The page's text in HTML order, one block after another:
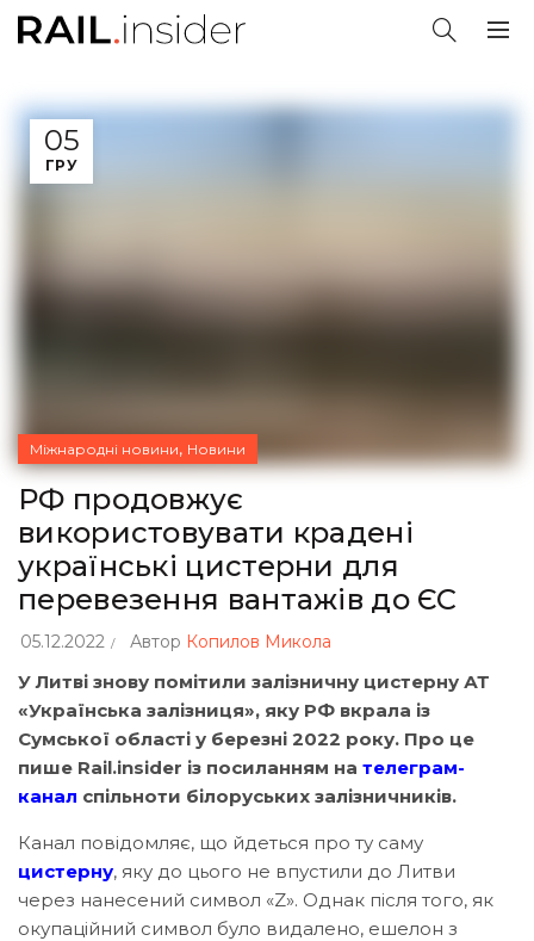
05
ГРУ
Міжнародні новини, Новини
РФ продовжує
використовувати крадені
українські цистерни для
перевезення вантажів до ЄС
05.12.2022 Автор Копилов Микола
У Литві знову помітили залізничну цистерну АТ
«Українська залізниця», яку РФ вкрала із
Сумської області у березні 2022 року. Про це
пише Rail.insider із посиланням на телеграм-
канал спільноти білоруських залізничників.
Канал повідомляє, що йдеться про ту саму
цистерну, яку до цього не впустили до Литви
через нанесений символ «Z». Однак після того, як
окупаційний символ було видалено, ешелон з